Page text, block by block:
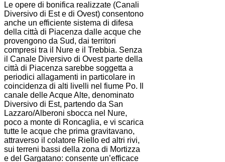
Le opere di bonifica realizzate (Canali
Diversivo di Est e di Ovest) consentono
anche un efficiente sistema di difesa
della città di Piacenza dalle acque che
provengono da Sud, dai territori
compresi tra il Nure e il Trebbia. Senza
il Canale Diversivo di Ovest parte della
città di Piacenza sarebbe soggetta a
periodici allagamenti in particolare in
coincidenza di alti livelli nel fiume Po. Il
canale delle Acque Alte, denominato
Diversivo di Est, partendo da San
Lazzaro/Alberoni sbocca nel Nure,
poco a monte di Roncaglia, e vi scarica
tutte le acque che prima gravitavano,
attraverso il colatore Riello ed altri rivi,
sui terreni bassi della zona di Mortizza
e del Gargatano: consente un’efficace